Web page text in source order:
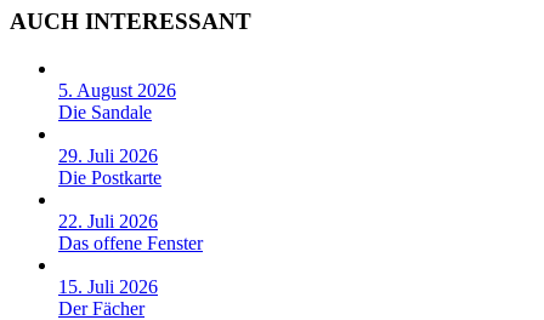
AUCH INTERESSANT
5. August 2026
Die Sandale
29. Juli 2026
Die Postkarte
22. Juli 2026
Das offene Fenster
15. Juli 2026
Der Fächer